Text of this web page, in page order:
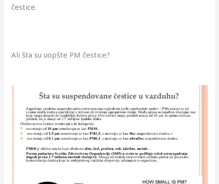
čestice.
Ali šta su uopšte PM čestice?